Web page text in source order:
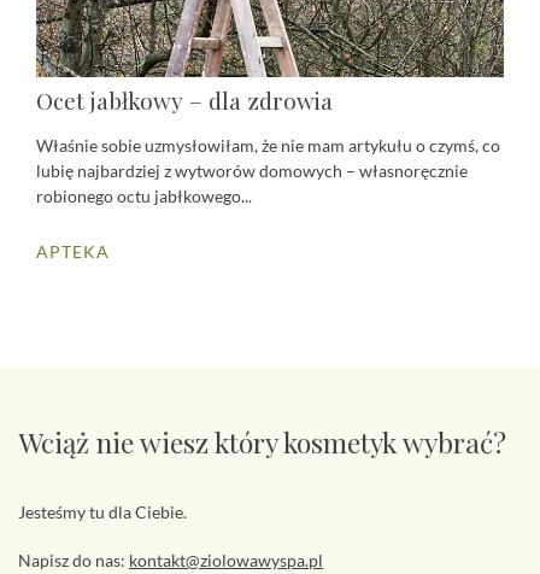
Ocet jabłkowy – dla zdrowia
Właśnie sobie uzmysłowiłam, że nie mam artykułu o czymś, co
lubię najbardziej z wytworów domowych – własnoręcznie
robionego octu jabłkowego...
APTEKA
Wciąż nie wiesz który kosmetyk wybrać?
Jesteśmy tu dla Ciebie.
Napisz do nas: kontakt@ziolowawyspa.pl